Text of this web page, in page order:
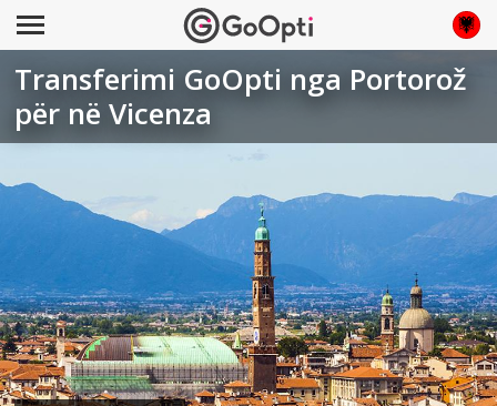
Transferimi GoOpti nga Portorož
për në Vicenza